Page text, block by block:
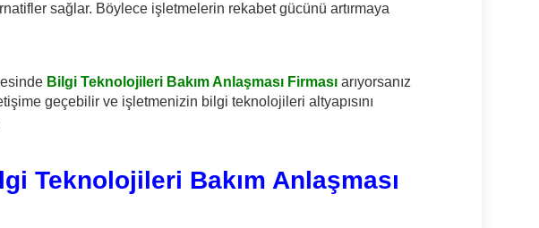
sağlar. Böylece işletmelerin rekabet gücünü artırmaya
Bilgi Teknolojileri Bakım Anlaşması Firması arıyorsanız
geçebilir ve işletmenizin bilgi teknolojileri altyapısını
Teknolojileri Bakım Anlaşması